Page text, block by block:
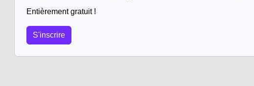
Entièrement gratuit !
S'inscrire